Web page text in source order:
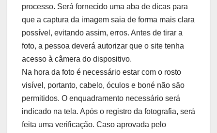
processo. Será fornecido uma aba de dicas para
que a captura da imagem saia de forma mais clara
possível, evitando assim, erros. Antes de tirar a
foto, a pessoa deverá autorizar que o site tenha
acesso à câmera do dispositivo.
Na hora da foto é necessário estar com o rosto
visível, portanto, cabelo, óculos e boné não são
permitidos. O enquadramento necessário será
indicado na tela. Após o registro da fotografia, será
feita uma verificação. Caso aprovada pelo